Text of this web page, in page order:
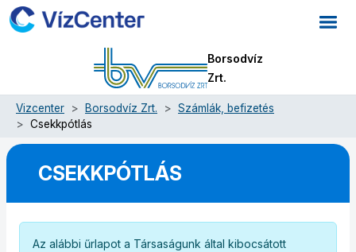
Borsodvíz
Zrt.
Vizcenter Borsodvíz Zrt.
Számlák, befizetés
Csekkpótlás
CSEKKPÓTLÁS
Az alábbi űrlapot a Társaságunk által kibocsátott